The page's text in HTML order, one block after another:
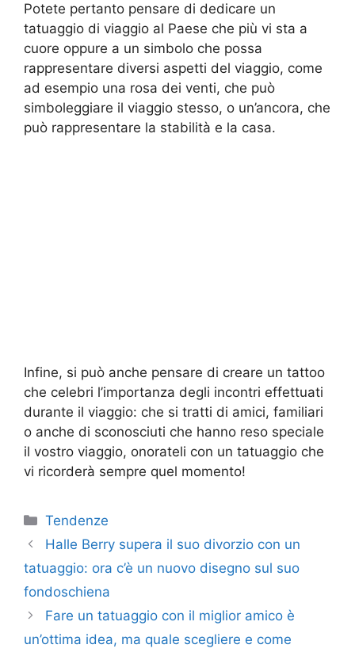
Potete pertanto pensare di dedicare un
tatuaggio di viaggio al Paese che più vi sta a
cuore oppure a un simbolo che possa
rappresentare diversi aspetti del viaggio, come
ad esempio una rosa dei venti, che può
simboleggiare il viaggio stesso, o un’ancora, che
può rappresentare la stabilità e la casa.
Infine, si può anche pensare di creare un tattoo
che celebri l’importanza degli incontri effettuati
durante il viaggio: che si tratti di amici, familiari
o anche di sconosciuti che hanno reso speciale
il vostro viaggio, onorateli con un tatuaggio che
vi ricorderà sempre quel momento!
Categorie
Tendenze
Halle Berry supera il suo divorzio con un
tatuaggio: ora c’è un nuovo disegno sul suo
fondoschiena
Fare un tatuaggio con il miglior amico è
un’ottima idea, ma quale scegliere e come